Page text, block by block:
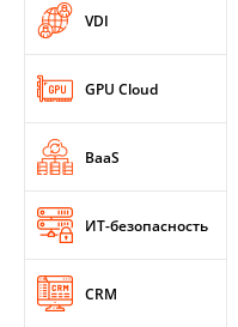
VDI
GPU Cloud
BaaS
ИТ-безопасность
CRM